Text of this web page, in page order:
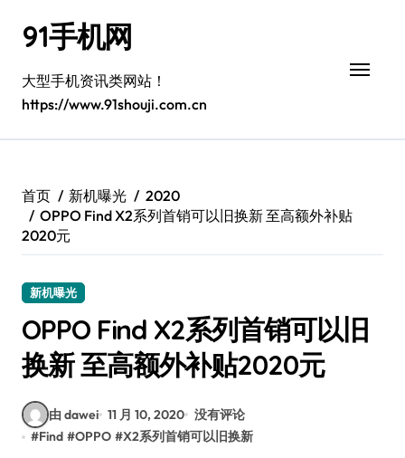
91手机网
大型手机资讯类网站！
https://www.91shouji.com.cn
首页 新机曝光
2020
OPPO Find X2系列首销可以旧换新 至高额外补贴
2020元
新机曝光
OPPO Find X2系列首销可以旧
换新 至高额外补贴2020元
由 dawei 11 月 10, 2020 没有评论
#Find #OPPO #X2系列首销可以旧换新